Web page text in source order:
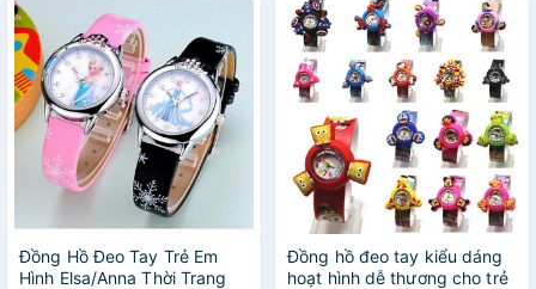
Đồng Hồ Đeo Tay Trẻ Em
Hình Elsa/Anna Thời Trang
Đồng hồ đeo tay kiểu dáng
hoạt hình dễ thương cho trẻ